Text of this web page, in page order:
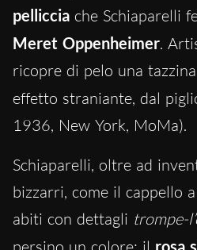
pelliccia che Schiaparelli
Meret Oppenheimer.
ricopre di pelo una
effetto straniante, dal
1936, New York, MoMa).
Schiaparelli, oltre ad
bizzarri, come il cappello
abiti con dettagli trompe-